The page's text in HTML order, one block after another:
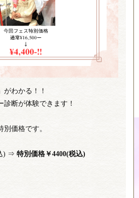
がわかる！！
断が体験できます！
価格です。
) ⇒ 特別価格￥4400(税込)